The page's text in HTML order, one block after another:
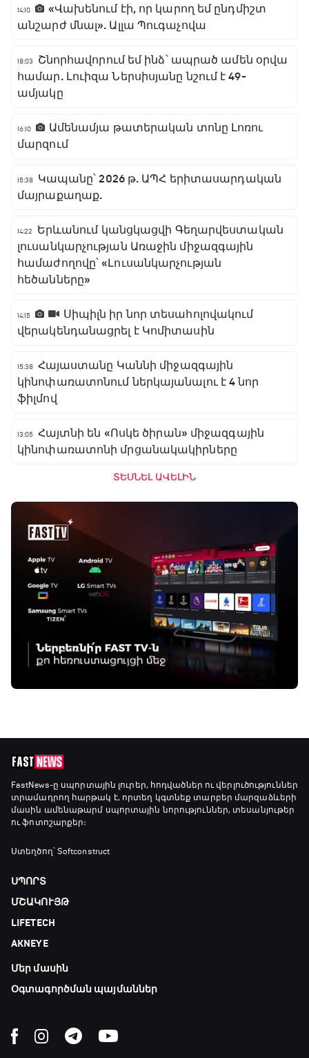
14:10
«Վախենում էի, որ կարող եմ ընդմիշտ
անշարժ մնալ». Ալլա Պուգաչովա
18:03
Շնորհավորում եմ ինձ՝ ապրած ամեն օրվա
համար. Լուիզա Ներսիսյանը նշում է 49-
ամյակը
16:10
Ամենամյա թատերական տոնը Լոռու
մարզում
15:38
Կապանը՝ 2026 թ. ԱՊՀ երիտասարդական
մայրաքաղաք.
14:22
Երևանում կանցկացվի Գեղարվեստական
լուսանկարչության Առաջին միջազգային
համաժողովը՝ «Լուսանկարչության
հեծանները»
14:15
Սիպիլն իր նոր տեսահոլովակում
վերակենդանացրել է Կոմիտասին
15:38 Հայաստանը Կաննի միջազգային
կինոփառատոնում ներկայանալու է 4 նոր
ֆիլմով
13:05 Հայտնի են «Ոսկե ծիրան» միջազգային
կինոփառատոնի մրցանակակիրները
ՏԵՍՆԵԼ ԱՎԵԼԻՆ
FastNews-ը սպորտային լուրեր, հոդվածներ ու վերլուծություններ
տրամադրող հարթակ է, որտեղ կգտնեք տարբեր մարզաձևերի
մասին ամենաթարմ սպորտային նորություններ, տեսանյութեր
ու ֆոտոշարքեր։
Ստեղծող՝ Softconstruct
ՍՊՈՐՏ
ՄՇԱԿՈՒՅԹ
LIFETECH
AKNEYE
Մեր մասին
Օգտագործման պայմաններ